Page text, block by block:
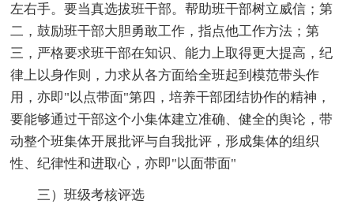
左右手。要当真选拔班干部。帮助班干部树立威信；第
二，鼓励班干部大胆勇敢工作，指点他工作方法；第
三，严格要求班干部在知识、能力上取得更大提高，纪
律上以身作则，力求从各方面给全班起到模范带头作
用，亦即"以点带面"第四，培养干部团结协作的精神，
要能够通过干部这个小集体建立准确、健全的舆论，带
动整个班集体开展批评与自我批评，形成集体的组织
性、纪律性和进取心，亦即"以面带面"
三）班级考核评选